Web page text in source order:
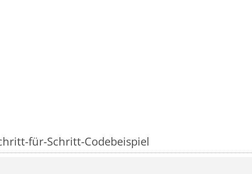
für-Schritt-Codebeispiel